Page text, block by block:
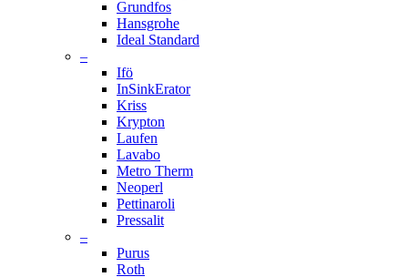
Grundfos
Hansgrohe
Ideal Standard
–
Ifö
InSinkErator
Kriss
Krypton
Laufen
Lavabo
Metro Therm
Neoperl
Pettinaroli
Pressalit
–
Purus
Roth